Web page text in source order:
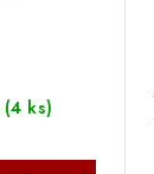
(4 ks)